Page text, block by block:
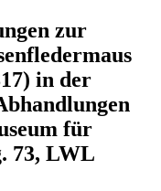
zur
in der
für
73, LWL